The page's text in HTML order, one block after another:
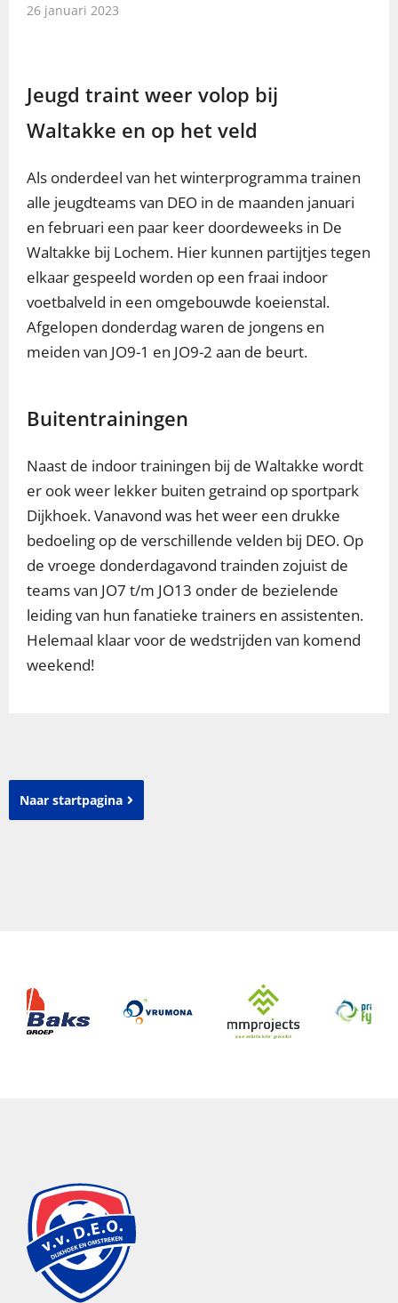
26 januari 2023
Jeugd traint weer volop bij
Waltakke en op het veld
Als onderdeel van het winterprogramma trainen
alle jeugdteams van DEO in de maanden januari
en februari een paar keer doordeweeks in De
Waltakke bij Lochem. Hier kunnen partijtjes tegen
elkaar gespeeld worden op een fraai indoor
voetbalveld in een omgebouwde koeienstal.
Afgelopen donderdag waren de jongens en
meiden van JO9-1 en JO9-2 aan de beurt.
Buitentrainingen
Naast de indoor trainingen bij de Waltakke wordt
er ook weer lekker buiten getraind op sportpark
Dijkhoek. Vanavond was het weer een drukke
bedoeling op de verschillende velden bij DEO. Op
de vroege donderdagavond trainden zojuist de
teams van JO7 t/m JO13 onder de bezielende
leiding van hun fanatieke trainers en assistenten.
Helemaal klaar voor de wedstrijden van komend
weekend!
Naar startpagina